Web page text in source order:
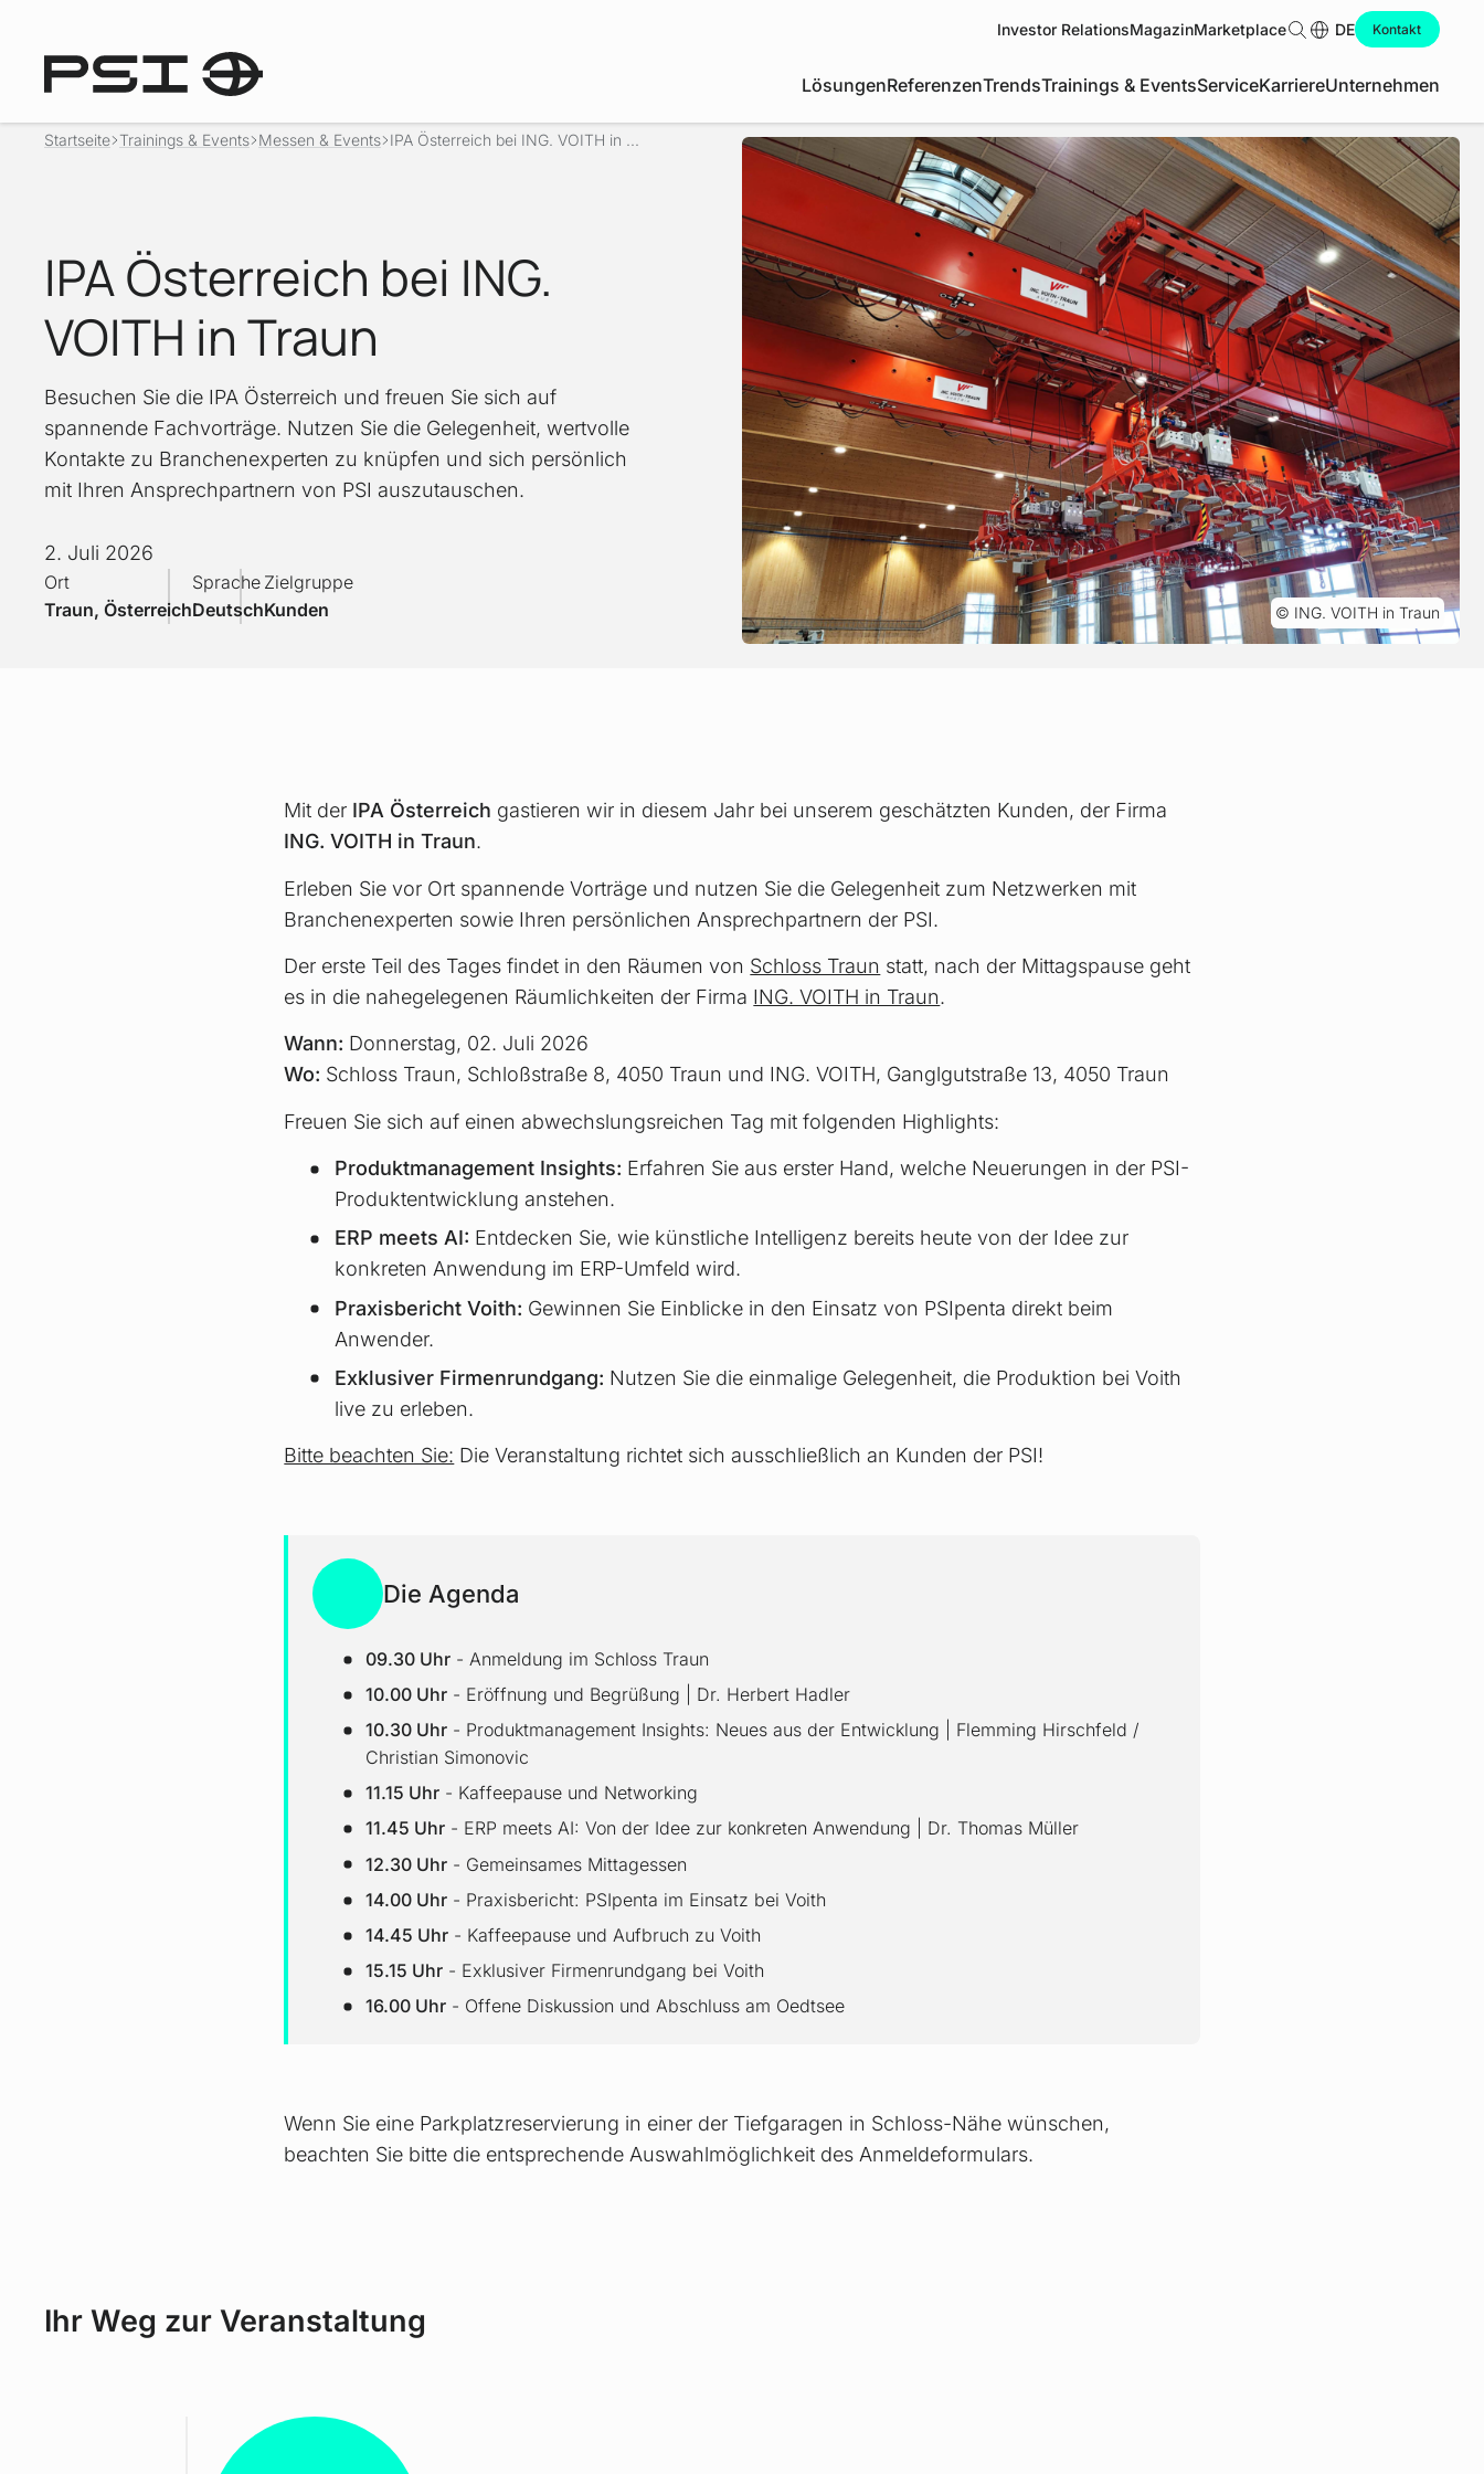
LösungenReferenzenTrendsTrainings & EventsServiceKarriereUnternehmen
Investor RelationsMagazinMarketplace Suche
DE Kontakt
Startseite Trainings & Events Messen & Events IPA Österreich bei ING. VOITH in ...
ING. VOITH in Traun
IPA Österreich bei ING.
VOITH in Traun
Besuchen Sie die IPA Österreich und freuen Sie sich auf
spannende Fachvorträge. Nutzen Sie die Gelegenheit, wertvolle
Kontakte zu Branchenexperten zu knüpfen und sich persönlich
mit Ihren Ansprechpartnern von PSI auszutauschen.
2. Juli 2026
Ort
Traun, Österreich
Sprache
Deutsch
Zielgruppe
Kunden
Mit der IPA Österreich gastieren wir in diesem Jahr bei unserem geschätzten Kunden, der Firma
ING. VOITH in Traun.
Erleben Sie vor Ort spannende Vorträge und nutzen Sie die Gelegenheit zum Netzwerken mit
Branchenexperten sowie Ihren persönlichen Ansprechpartnern der PSI.
Der erste Teil des Tages findet in den Räumen von Schloss Traun statt, nach der Mittagspause geht
es in die nahegelegenen Räumlichkeiten der Firma ING. VOITH in Traun.
Wann: Donnerstag, 02. Juli 2026
Wo: Schloss Traun, Schloßstraße 8, 4050 Traun und ING. VOITH, Ganglgutstraße 13, 4050 Traun
Freuen Sie sich auf einen abwechslungsreichen Tag mit folgenden Highlights:
Produktmanagement Insights: Erfahren Sie aus erster Hand, welche Neuerungen in der PSI-
Produktentwicklung anstehen.
ERP meets AI: Entdecken Sie, wie künstliche Intelligenz bereits heute von der Idee zur
konkreten Anwendung im ERP-Umfeld wird.
Praxisbericht Voith: Gewinnen Sie Einblicke in den Einsatz von PSIpenta direkt beim
Anwender.
Exklusiver Firmenrundgang: Nutzen Sie die einmalige Gelegenheit, die Produktion bei Voith
live zu erleben.
Bitte beachten Sie: Die Veranstaltung richtet sich ausschließlich an Kunden der PSI!
Die Agenda
09.30 Uhr- Anmeldung im Schloss Traun
10.00 Uhr- Eröffnung und Begrüßung | Dr. Herbert Hadler
10.30 Uhr- Produktmanagement Insights: Neues aus der Entwicklung | Flemming Hirschfeld /
Christian Simonovic
11.15 Uhr- Kaffeepause und Networking
11.45 Uhr- ERP meets AI: Von der Idee zur konkreten Anwendung | Dr. Thomas Müller
12.30 Uhr- Gemeinsames Mittagessen
14.00 Uhr- Praxisbericht: PSIpenta im Einsatz bei Voith
14.45 Uhr- Kaffeepause und Aufbruch zu Voith
15.15 Uhr- Exklusiver Firmenrundgang bei Voith
16.00 Uhr- Offene Diskussion und Abschluss am Oedtsee
Wenn Sie eine Parkplatzreservierung in einer der Tiefgaragen in Schloss-Nähe wünschen,
beachten Sie bitte die entsprechende Auswahlmöglichkeit des Anmeldeformulars.
Ihr Weg zur Veranstaltung